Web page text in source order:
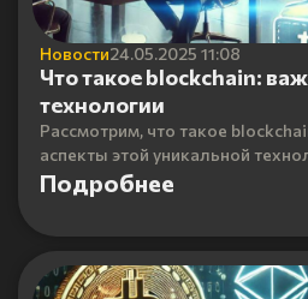
Новости24.05.2025 11:08
Что такое blockchain:
технологии
Рассмотрим, что такое
аспекты этой уникальной
Подробнее